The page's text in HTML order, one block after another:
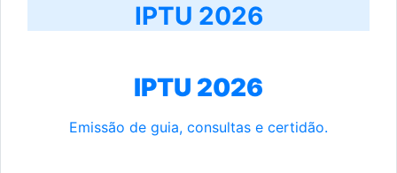
IPTU 2026
IPTU 2026
Emissão de guia, consultas e certidão.